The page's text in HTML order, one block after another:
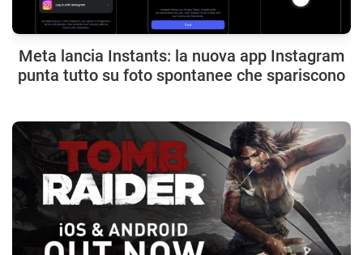
Meta lancia Instants: la nuova app Instagram
punta tutto su foto spontanee che spariscono